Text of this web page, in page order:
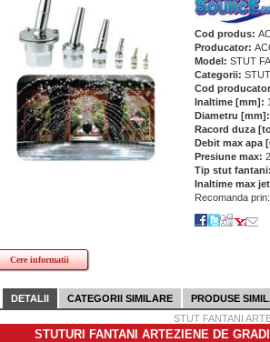
Cod produs:
Producator:
Model: STUT
Categorii:
Cod
Inaltime [mm]:
Diametru [mm]:
Racord duza
Debit max apa
Presiune max:
Tip stut fantani:
Inaltime max
Recomanda prin:
Cere informatii
DETALII CATEGORII SIMILARE
PRODUSE
STUT FANTANI
STUTURI FANTANI ARTEZIENE DE